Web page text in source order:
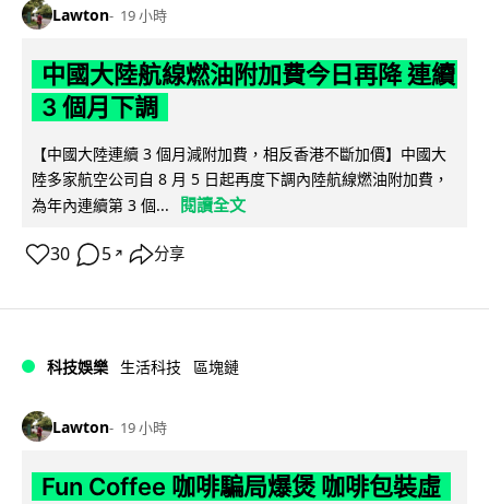
Lawton 19 小時
中國大陸航線燃油附加費今日再降 連續
3 個月下調
【中國大陸連續 3 個月減附加費，相反香港不斷加價】中國大
陸多家航空公司自 8 月 5 日起再度下調內陸航線燃油附加費，
為年內連續第 3 個...
閱讀全文
30 5 ↗ 分享
科技娛樂 生活科技 區塊鏈
Lawton 19 小時
Fun Coffee 咖啡騙局爆煲 咖啡包裝虛